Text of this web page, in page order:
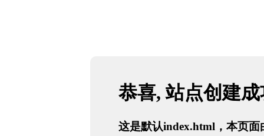
恭喜, 站点创建
这是默认index.html，本页面